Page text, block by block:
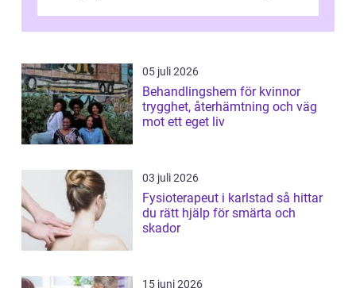
05 juli 2026
Behandlingshem för kvinnor
trygghet, återhämtning och väg
mot ett eget liv
03 juli 2026
Fysioterapeut i karlstad så hittar
du rätt hjälp för smärta och
skador
15 juni 2026